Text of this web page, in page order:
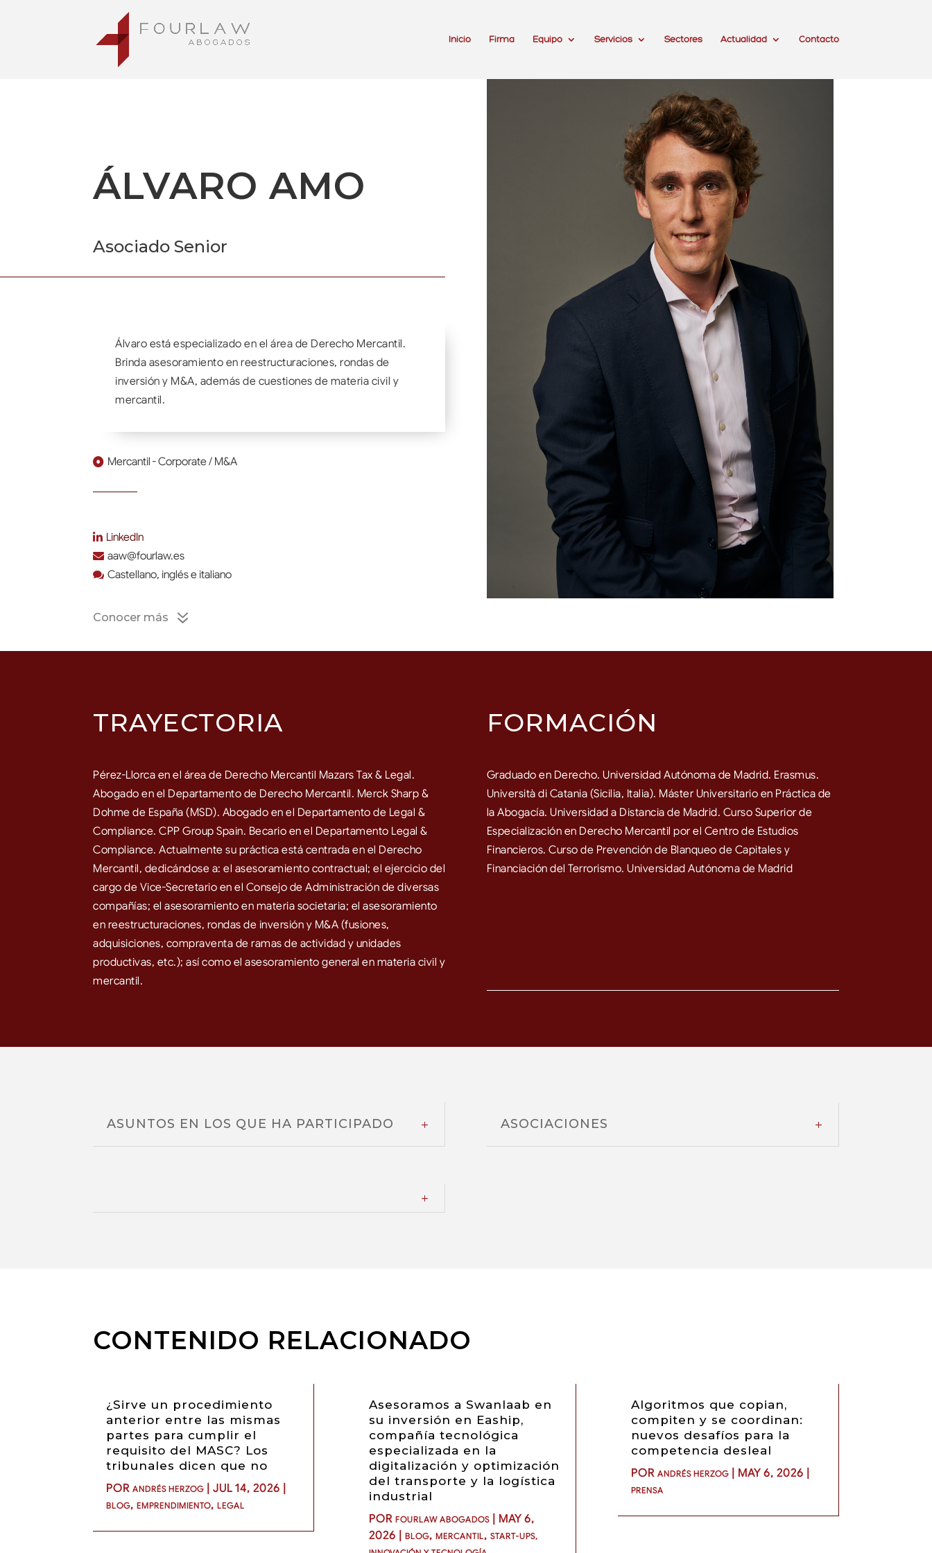
Inicio Firma Equipo Servicios Sectores Actualidad Contacto
ÁLVARO AMO
Asociado Senior
Álvaro está especializado en el área de Derecho Mercantil.
Brinda asesoramiento en reestructuraciones, rondas de
inversión y M&A, además de cuestiones de materia civil y
mercantil.
 Mercantil - Corporate / M&A
 LinkedIn
 aaw@fourlaw.es
 Castellano, inglés e italiano
7
Conocer más
TRAYECTORIA
Pérez-Llorca en el área de Derecho Mercantil Mazars Tax & Legal.
Abogado en el Departamento de Derecho Mercantil. Merck Sharp &
Dohme de España (MSD). Abogado en el Departamento de Legal &
Compliance. CPP Group Spain. Becario en el Departamento Legal &
Compliance. Actualmente su práctica está centrada en el Derecho
Mercantil, dedicándose a: el asesoramiento contractual; el ejercicio del
cargo de Vice-Secretario en el Consejo de Administración de diversas
compañías; el asesoramiento en materia societaria; el asesoramiento
en reestructuraciones, rondas de inversión y M&A (fusiones,
adquisiciones, compraventa de ramas de actividad y unidades
productivas, etc.); así como el asesoramiento general en materia civil y
mercantil.
FORMACIÓN
Graduado en Derecho. Universidad Autónoma de Madrid. Erasmus.
Università di Catania (Sicilia, Italia). Máster Universitario en Práctica de
la Abogacía. Universidad a Distancia de Madrid. Curso Superior de
Especialización en Derecho Mercantil por el Centro de Estudios
Financieros. Curso de Prevención de Blanqueo de Capitales y
Financiación del Terrorismo. Universidad Autónoma de Madrid
ASUNTOS EN LOS QUE HA PARTICIPADO ASOCIACIONES
CONTENIDO RELACIONADO
¿Sirve un procedimiento
anterior entre las mismas
partes para cumplir el
requisito del MASC? Los
tribunales dicen que no
PORANDRÉS HERZOG |JUL 14, 2026
BLOG,EMPRENDIMIENTO,LEGAL
Asesoramos a Swanlaab en
su inversión en Eaship,
compañía tecnológica
especializada en la
digitalización y optimización
del transporte y la logística
industrial
POR FOURLAW ABOGADOS| MAY 6,
2026
BLOG, MERCANTIL, START-UPS,
Algoritmos que copian,
compiten y se coordinan:
nuevos desafíos para la
competencia desleal
POR ANDRÉS HERZOG| MAY 6, 2026
PRENSA